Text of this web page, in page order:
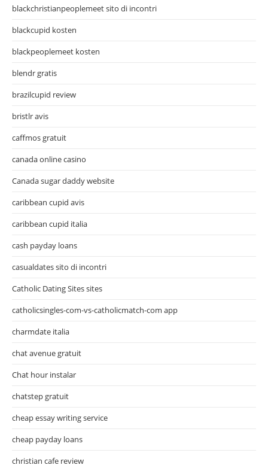
blackchristianpeoplemeet sito di incontri
blackcupid kosten
blackpeoplemeet kosten
blendr gratis
brazilcupid review
bristlr avis
caffmos gratuit
canada online casino
Canada sugar daddy website
caribbean cupid avis
caribbean cupid italia
cash payday loans
casualdates sito di incontri
Catholic Dating Sites sites
catholicsingles-com-vs-catholicmatch-com app
charmdate italia
chat avenue gratuit
Chat hour instalar
chatstep gratuit
cheap essay writing service
cheap payday loans
christian cafe review